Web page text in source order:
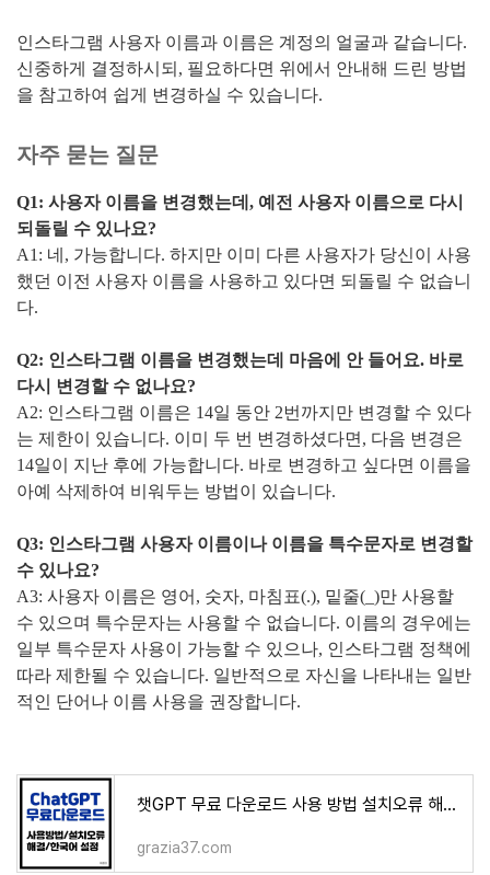
인스타그램 사용자 이름과 이름은 계정의 얼굴과 같습니다.
신중하게 결정하시되, 필요하다면 위에서 안내해 드린 방법
을 참고하여 쉽게 변경하실 수 있습니다.
자주 묻는 질문
Q1: 사용자 이름을 변경했는데, 예전 사용자 이름으로 다시
되돌릴 수 있나요?
A1: 네, 가능합니다. 하지만 이미 다른 사용자가 당신이 사용
했던 이전 사용자 이름을 사용하고 있다면 되돌릴 수 없습니
다.
Q2: 인스타그램 이름을 변경했는데 마음에 안 들어요. 바로
다시 변경할 수 없나요?
A2: 인스타그램 이름은 14일 동안 2번까지만 변경할 수 있다
는 제한이 있습니다. 이미 두 번 변경하셨다면, 다음 변경은
14일이 지난 후에 가능합니다. 바로 변경하고 싶다면 이름을
아예 삭제하여 비워두는 방법이 있습니다.
Q3: 인스타그램 사용자 이름이나 이름을 특수문자로 변경할
수 있나요?
A3: 사용자 이름은 영어, 숫자, 마침표(.), 밑줄(_)만 사용할
수 있으며 특수문자는 사용할 수 없습니다. 이름의 경우에는
일부 특수문자 사용이 가능할 수 있으나, 인스타그램 정책에
따라 제한될 수 있습니다. 일반적으로 자신을 나타내는 일반
적인 단어나 이름 사용을 권장합니다.
챗GPT 무료 다운로드 사용 방법 설치오류 해결과 한국어 설정 1분 총정리
grazia37.com